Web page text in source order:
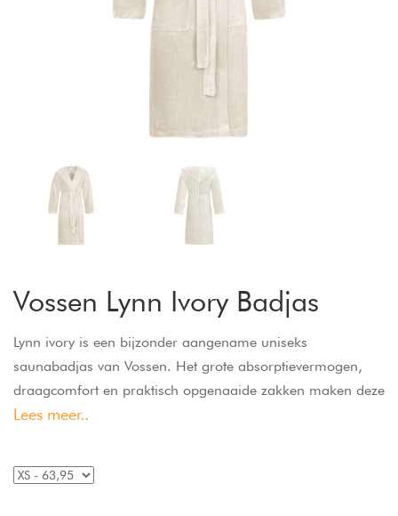
Vossen Lynn Ivory Badjas
Lynn ivory is een bijzonder aangename uniseks
saunabadjas van Vossen. Het grote absorptievermogen,
draagcomfort en praktisch opgenaaide zakken maken deze
badjas tot de perfecte metgezel in de sauna. Deze badjas
saunagang.
Lees meer..